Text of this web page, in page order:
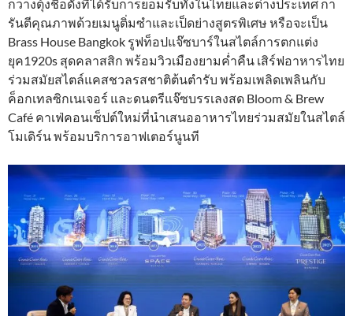
กวางตุ้งชื่อดังที่ได้รับการยอมรับทั้งในไทยและต่างประเทศ กา
รันตีคุณภาพด้วยเมนูติ่มซำและเป็ดย่างสูตรพิเศษ หรือจะเป็น
Brass House Bangkok รูฟท็อปแจ๊ซบาร์ในสไตล์การตกแต่ง
ยุค1920s สุดคลาสสิก พร้อมวิวเมืองยามค่ำคืน เสิร์ฟอาหารไทย
ร่วมสมัยสไตล์แคสชวลรสชาติต้นตำรับ พร้อมเพลิดเพลินกับ
ค็อกเทลซิกเนเจอร์ และดนตรีแจ๊ซบรรเลงสด Bloom & Brew
Café คาเฟ่คอนเซ็ปต์ใหม่ที่นำเสนออาหารไทยร่วมสมัยในสไตล์
โมเดิร์น พร้อมบริการอาฟเตอร์นูนที